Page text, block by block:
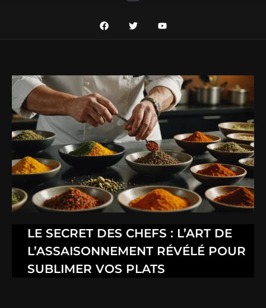
LE SECRET DES CHEFS : L’ART DE
L’ASSAISONNEMENT RÉVÉLÉ POUR
SUBLIMER VOS PLATS